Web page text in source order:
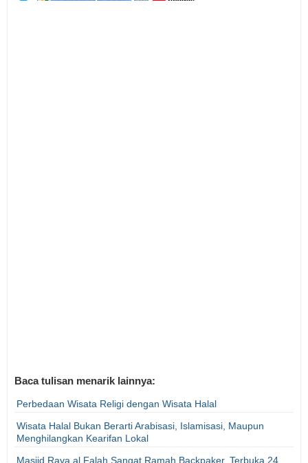
Baca tulisan menarik lainnya:
Perbedaan Wisata Religi dengan Wisata Halal
Wisata Halal Bukan Berarti Arabisasi, Islamisasi, Maupun
Menghilangkan Kearifan Lokal
Masjid Raya al Falah Sangat Ramah Backpaker, Terbuka 24